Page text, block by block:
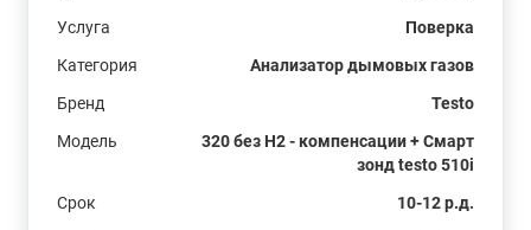
Услуга
Поверка
Категория
Анализатор дымовых газов
Бренд
Testo
Модель
320 без H2 - компенсации + Смарт
зонд testo 510i
Срок
10-12 р.д.